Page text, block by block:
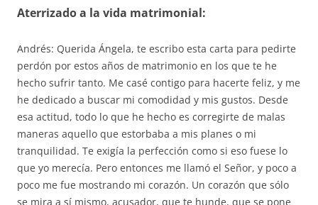
Aterrizado a la vida matrimonial:
Andrés: Querida Ángela, te escribo esta carta para pedirte
perdón por estos años de matrimonio en los que te he
hecho sufrir tanto. Me casé contigo para hacerte feliz, y me
he dedicado a buscar mi comodidad y mis gustos. Desde
esa actitud, todo lo que he hecho es corregirte de malas
maneras aquello que estorbaba a mis planes o mi
tranquilidad. Te exigía la perfección como si eso fuese lo
que yo merecía. Pero entonces me llamó el Señor, y poco a
poco me fue mostrando mi corazón. Un corazón que sólo
se mira a sí mismo, acusador, que te hunde, que se pone